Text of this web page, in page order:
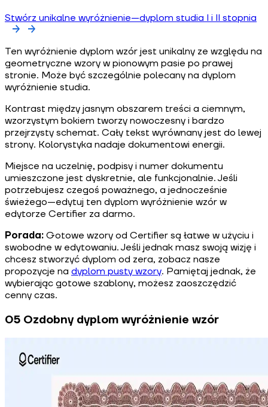
Stwórz unikalne wyróżnienie—dyplom studia I i II stopnia
Ten wyróżnienie dyplom wzór jest unikalny ze względu na
geometryczne wzory w pionowym pasie po prawej
stronie. Może być szczególnie polecany na dyplom
wyróżnienie studia.
Kontrast między jasnym obszarem treści a ciemnym,
wzorzystym bokiem tworzy nowoczesny i bardzo
przejrzysty schemat. Cały tekst wyrównany jest do lewej
strony. Kolorystyka nadaje dokumentowi energii.
Miejsce na uczelnię, podpisy i numer dokumentu
umieszczone jest dyskretnie, ale funkcjonalnie. Jeśli
potrzebujesz czegoś poważnego, a jednocześnie
świeżego—edytuj ten dyplom wyróżnienie wzór w
edytorze Certifier za darmo.
Porada: Gotowe wzory od Certifier są łatwe w użyciu i
swobodne w edytowaniu. Jeśli jednak masz swoją wizję i
chcesz stworzyć dyplom od zera, zobacz nasze
propozycje na dyplom pusty wzory. Pamiętaj jednak, że
wybierając gotowe szablony, możesz zaoszczędzić
cenny czas.
05 Ozdobny dyplom wyróżnienie wzór